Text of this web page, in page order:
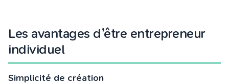
Les avantages d’être entrepreneur
individuel
Simplicité de création